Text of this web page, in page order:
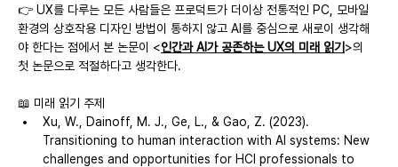
👉 UX를 다루는 모든 사람들은 프로덕트가 더이상 전통적인 PC, 모바일
환경의 상호작용 디자인 방법이 통하지 않고 AI를 중심으로 새로이 생각해
야 한다는 점에서 본 논문이 <인간과 AI가 공존하는 UX의 미래 읽기 >의
첫 논문으로 적절하다고 생각한다.
📖 미래 읽기 주제
Xu, W., Dainoff, M. J., Ge, L., & Gao, Z. (2023).
Transitioning to human interaction with AI systems: New
challenges and opportunities for HCI professionals to